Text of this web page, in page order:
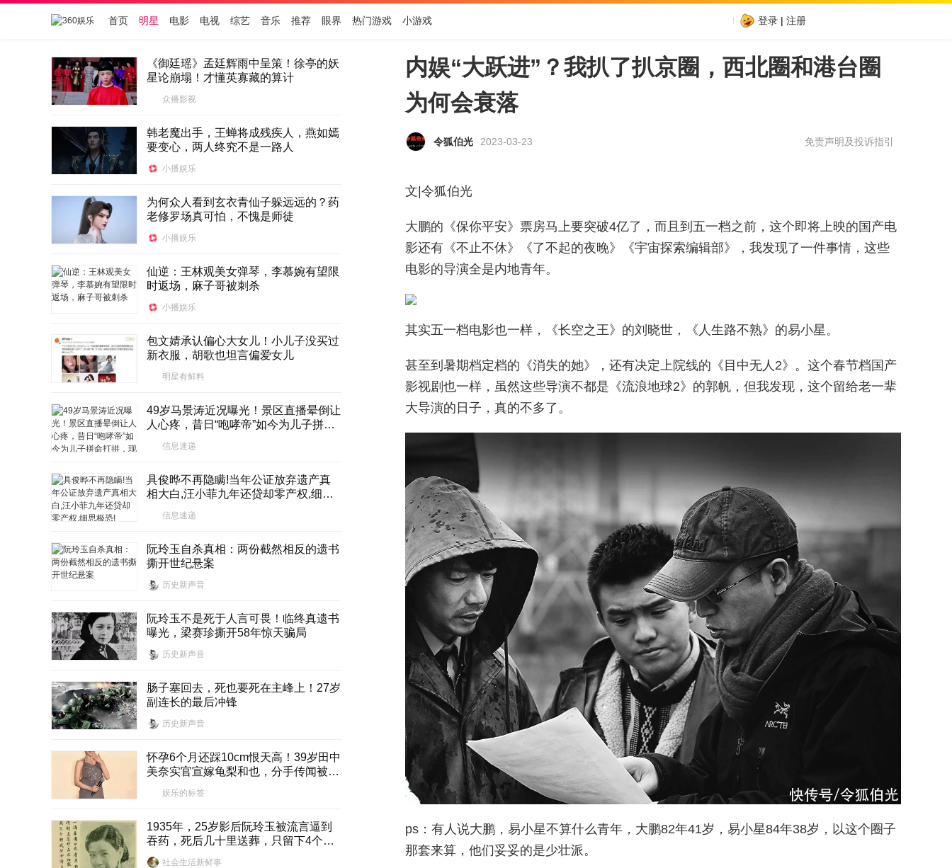
首页 明星 电影 电视 综艺 音乐 推荐 眼界 热门游戏 小游戏 登录 | 注册
《御廷瑶》孟廷辉雨中呈策！徐亭的妖
星论崩塌！才懂英寡藏的算计
众播影视
韩老魔出手，王蝉将成残疾人，燕如嫣
要变心，两人终究不是一路人
小播娱乐
为何众人看到玄衣青仙子躲远远的？药
老修罗场真可怕，不愧是师徒
小播娱乐
仙逆：王林观美女弹琴，李慕婉有望限
时返场，麻子哥被刺杀
小播娱乐
包文婧承认偏心大女儿！小儿子没买过
新衣服，胡歌也坦言偏爱女儿
明星有鲜料
49岁马景涛近况曝光！景区直播晕倒让
人心疼，昔日“咆哮帝”如今为儿子拼命
信息速递
具俊晔不再隐瞒!当年公证放弃遗产真
相大白,汪小菲九年还贷却零产权,细思
信息速递
阮玲玉自杀真相：两份截然相反的遗书
撕开世纪悬案
历史新声音
阮玲玉不是死于人言可畏！临终真遗书
曝光，梁赛珍撕开58年惊天骗局
历史新声音
肠子塞回去，死也要死在主峰上！27岁
副连长的最后冲锋
历史新声音
怀孕6个月还踩10cm恨天高！39岁田中
美奈实官宣嫁龟梨和也，分手传闻被狠
娱乐的标签
1935年，25岁影后阮玲玉被流言逼到
吞药，死后几十里送葬，只留下4个
字：人言可畏
社会生活新鲜事
内娱“大跃进”？我扒了扒京圈，西北圈和港台圈
为何会衰落
令狐伯光 2023-03-23 免责声明及投诉指引
文|令狐伯光
大鹏的《保你平安》票房马上要突破4亿了，而且到五一档之前，这个即将上映的国产电
影还有《不止不休》《了不起的夜晚》《宇宙探索编辑部》，我发现了一件事情，这些
电影的导演全是内地青年。
其实五一档电影也一样，《长空之王》的刘晓世，《人生路不熟》的易小星。
甚至到暑期档定档的《消失的她》，还有决定上院线的《目中无人2》。这个春节档国产
影视剧也一样，虽然这些导演不都是《流浪地球2》的郭帆，但我发现，这个留给老一辈
大导演的日子，真的不多了。
ps：有人说大鹏，易小星不算什么青年，大鹏82年41岁，易小星84年38岁，以这个圈子
那套来算，他们妥妥的是少壮派。